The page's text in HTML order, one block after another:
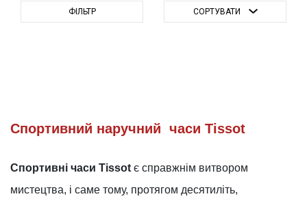
ФІЛЬТР СОРТУВАТИ
Спортивний наручний часи Tissot
Спортивні часи Tissot є справжнім витвором
мистецтва, і саме тому, протягом десятиліть,